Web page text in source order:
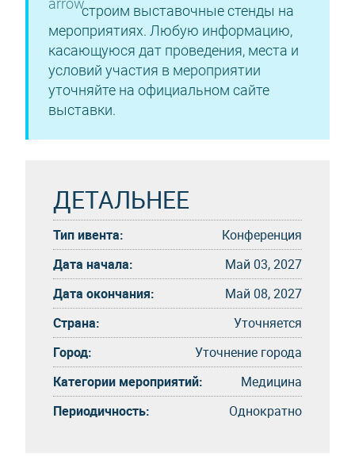
строим выставочные стенды на
мероприятиях. Любую информацию,
касающуюся дат проведения, места и
условий участия в мероприятии
уточняйте на официальном сайте
выставки.
ДЕТАЛЬНЕЕ
Тип ивента:
Конференция
Дата начала:
Май 03, 2027
Дата окончания:
Май 08, 2027
Страна:
Уточняется
Город:
Уточнение города
Категории мероприятий:
Медицина
Периодичность:
Однократно